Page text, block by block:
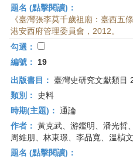
題名 (點擊閱讀)：
《臺灣張李莫千歲祖廟：臺西五
港安西府管理委員會，2012。
勾選：
編號：
19
出版書目： 臺灣史研究文獻類目
類別：
史料
時期(主題)： 通論
作者： 黃克武、游鑑明、潘光哲
周維朋、林東璟、李品寬、溫楨
題名 (點擊閱讀)：